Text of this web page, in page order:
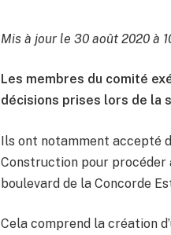
Mis à jour le 30 août 2020 à
Les membres du comité
décisions prises lors de la
Ils ont notamment accepté
Construction pour procéder
boulevard de la Concorde
Cela comprend la création